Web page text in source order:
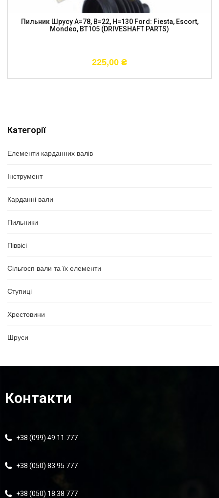
Категорії
Елементи карданних валів
Інструмент
Карданні вали
Пильники
Піввісі
Сільгосп вали та їх елементи
Ступиці
Хрестовини
Шруси
Пильник Шрусу A=78, B=22, H=130 Ford: Fiesta, Escort,
Mondeo, BT105 (DRIVESHAFT PARTS)
225,00 ₴
Контакти
+38 (099) 49 11 777
+38 (050) 83 95 777
+38 (050) 18 38 777